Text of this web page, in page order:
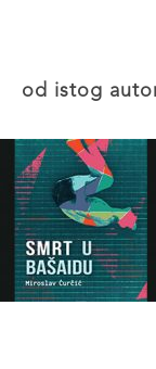
od istog